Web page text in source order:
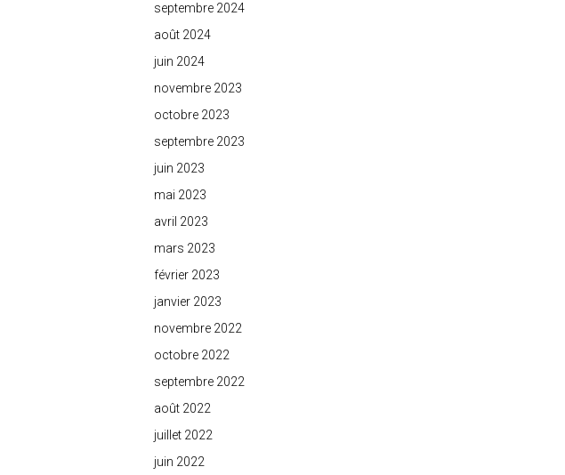
septembre 2024
août 2024
juin 2024
novembre 2023
octobre 2023
septembre 2023
juin 2023
mai 2023
avril 2023
mars 2023
février 2023
janvier 2023
novembre 2022
octobre 2022
septembre 2022
août 2022
juillet 2022
juin 2022